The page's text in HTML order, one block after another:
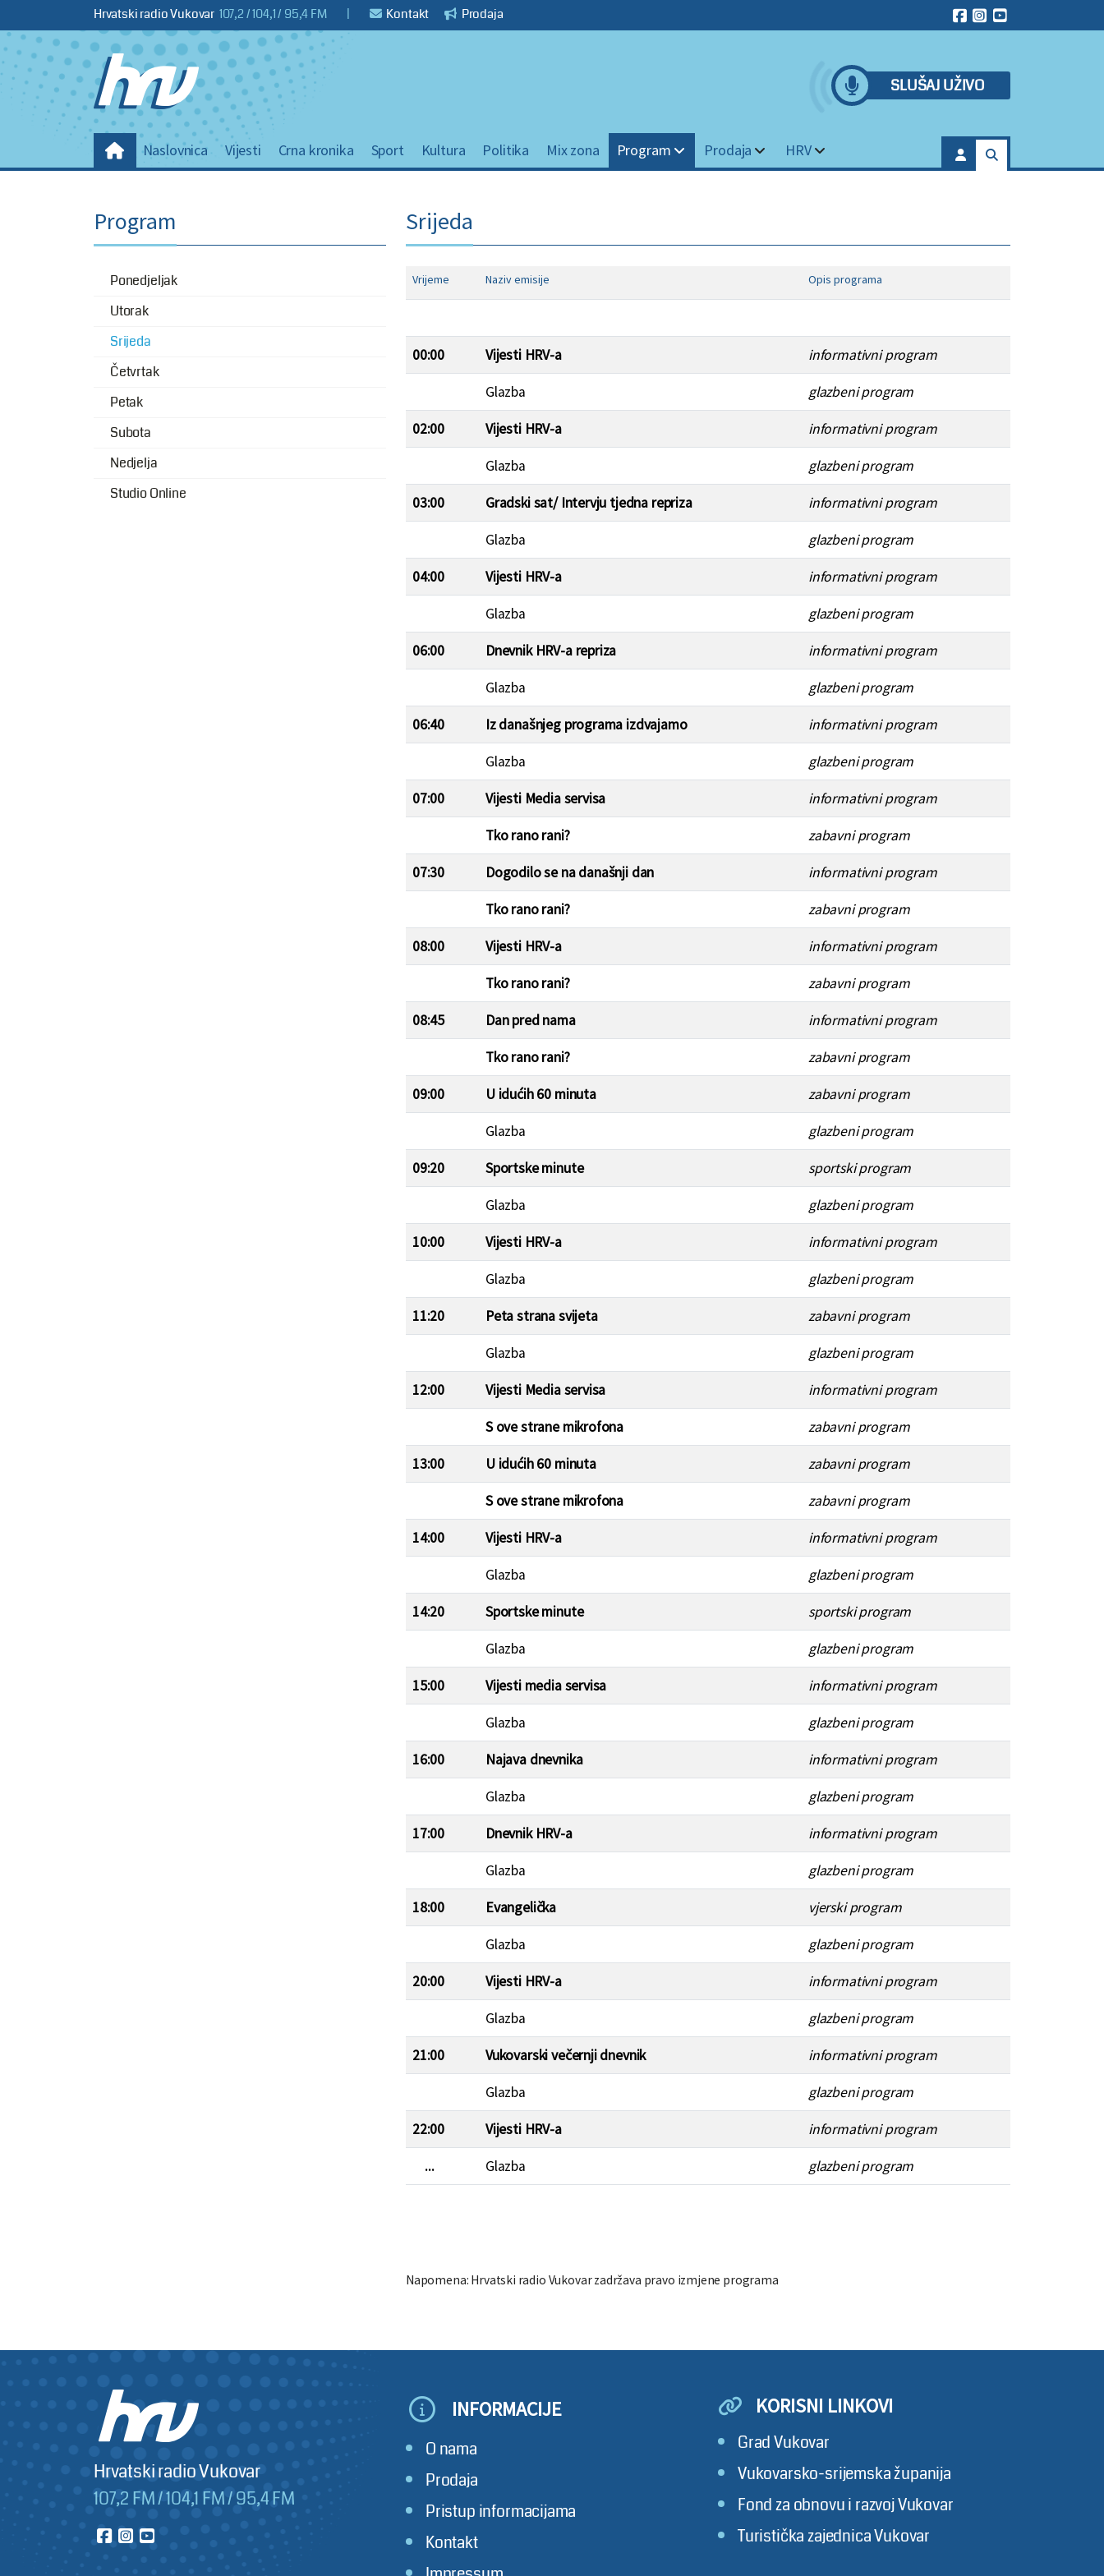
Hrvatski radio Vukovar 107,2 / 104,1 / 95,4 FM | Kontakt Prodaja
SLUŠAJ UŽIVO
Naslovnica Vijesti Crna kronika Sport Kultura Politika Mix zona Program Prodaja HRV
Program
Ponedjeljak
Utorak
Srijeda
Četvrtak
Petak
Subota
Nedjelja
Studio Online
Srijeda
Vrijeme Naziv emisije Opis programa
00:00 Vijesti HRV-a informativni program
Glazba glazbeni program
02:00 Vijesti HRV-a informativni program
Glazba glazbeni program
03:00 Gradski sat/ Intervju tjedna repriza informativni program
Glazba glazbeni program
04:00 Vijesti HRV-a informativni program
Glazba glazbeni program
06:00 Dnevnik HRV-a repriza informativni program
Glazba glazbeni program
06:40 Iz današnjeg programa izdvajamo informativni program
Glazba glazbeni program
07:00 Vijesti Media servisa informativni program
Tko rano rani? zabavni program
07:30 Dogodilo se na današnji dan informativni program
Tko rano rani? zabavni program
08:00 Vijesti HRV-a informativni program
Tko rano rani? zabavni program
08:45 Dan pred nama informativni program
Tko rano rani? zabavni program
09:00 U idućih 60 minuta zabavni program
Glazba glazbeni program
09:20 Sportske minute sportski program
Glazba glazbeni program
10:00 Vijesti HRV-a informativni program
Glazba glazbeni program
11:20 Peta strana svijeta zabavni program
Glazba glazbeni program
12:00 Vijesti Media servisa informativni program
S ove strane mikrofona zabavni program
13:00 U idućih 60 minuta zabavni program
S ove strane mikrofona zabavni program
14:00 Vijesti HRV-a informativni program
Glazba glazbeni program
14:20 Sportske minute sportski program
Glazba glazbeni program
15:00 Vijesti media servisa informativni program
Glazba glazbeni program
16:00 Najava dnevnika informativni program
Glazba glazbeni program
17:00 Dnevnik HRV-a informativni program
Glazba glazbeni program
18:00 Evangelička vjerski program
Glazba glazbeni program
20:00 Vijesti HRV-a informativni program
Glazba glazbeni program
21:00 Vukovarski večernji dnevnik informativni program
Glazba glazbeni program
22:00 Vijesti HRV-a informativni program
... Glazba glazbeni program
Napomena: Hrvatski radio Vukovar zadržava pravo izmjene programa
Hrvatski radio Vukovar
107,2 FM / 104,1 FM / 95,4 FM
INFORMACIJE
O nama
Prodaja
Pristup informacijama
Kontakt
KORISNI LINKOVI
Grad Vukovar
Vukovarsko-srijemska županija
Fond za obnovu i razvoj Vukovar
Turistička zajednica Vukovar